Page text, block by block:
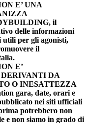
E’ UNA
il
delle informazioni
utili per gli agonisti,
il
E’
DA
O INESATTEZZA
gara, date, orari e
nei siti ufficiali
potrebbero non
e non siamo in grado di